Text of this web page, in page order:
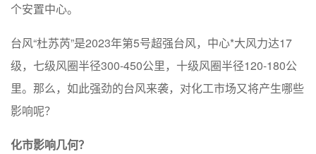
个安置中心。
台风“杜苏芮”是2023年第5号超强台风，中心*大风力达17
级，七级风圈半径300-450公里，十级风圈半径120-180公
里。那么，如此强劲的台风来袭，对化工市场又将产生哪些
影响呢？
化市影响几何？